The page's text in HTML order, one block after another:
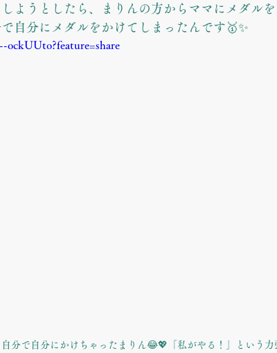
ようとしたら、まりんの方からママにメダル
自分にメダルをかけてしまったんです🥇✨
分で自分にかけちゃったまりん😂💖「私がやる！」という力